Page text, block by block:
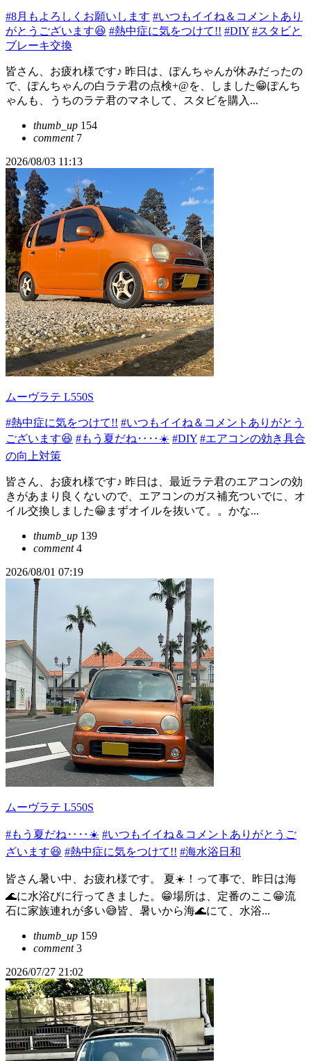
#8月もよろしくお願いします #いつもイイね＆コメントあり
がとうございます😆 #熱中症に気をつけて!! #DIY #スタビと
ブレーキ交換
皆さん、お疲れ様です♪ 昨日は、ぽんちゃんが休みだったの
で、ぽんちゃんの白ラテ君の点検+@を、しました😁ぽんち
ゃんも、うちのラテ君のマネして、スタビを購入...
thumb_up 154
comment7
2026/08/03 11:13
ムーヴラテ L550S
#熱中症に気をつけて!! #いつもイイね＆コメントありがとう
ございます😆 #もう夏だね‥‥☀️ #DIY #エアコンの効き具合
の向上対策
皆さん、お疲れ様です♪ 昨日は、最近ラテ君のエアコンの効
きがあまり良くないので、エアコンのガス補充ついでに、オ
イル交換しました😁まずオイルを抜いて。。かな...
thumb_up 139
comment4
2026/08/01 07:19
ムーヴラテ L550S
#もう夏だね‥‥☀️ #いつもイイね＆コメントありがとうご
ざいます😆 #熱中症に気をつけて!! #海水浴日和
皆さん暑い中、お疲れ様です。 夏☀️！って事で、昨日は海
🌊に水浴びに行ってきました。😁場所は、定番のここ😁流
石に家族連れが多い😅皆、暑いから海🌊にて、水浴...
thumb_up 159
comment3
2026/07/27 21:02